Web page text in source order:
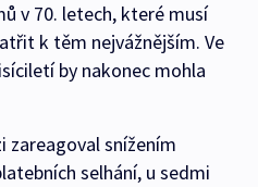
v 70. letech, které musí
k těm nejvážnějším. Ve
by nakonec mohla
zareagoval snížením
selhání, u sedmi